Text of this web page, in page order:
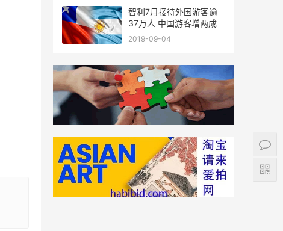
智利7月接待外国游客逾
37万人 中国游客增两成
2019-09-04